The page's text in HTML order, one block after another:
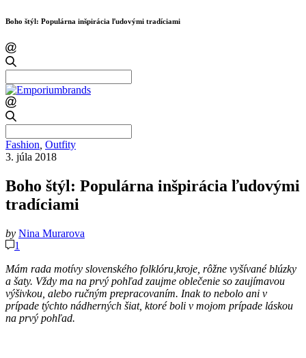
Boho štýl: Populárna inšpirácia ľudovými tradíciami
for:
for:
Fashion Outfity
3. júla 2018
Boho štýl: Populárna inšpirácia ľudovými
tradíciami
by Nina Murarova
1
Mám rada motívy slovenského folklóru,kroje, rôžne vyšívané blúzky
a šaty. Vždy ma na prvý pohľad zaujme oblečenie so zaujímavou
výšivkou, alebo ručným prepracovaním. Inak to nebolo ani v
prípade týchto nádherných šiat, ktoré boli v mojom prípade láskou
na prvý pohľad.